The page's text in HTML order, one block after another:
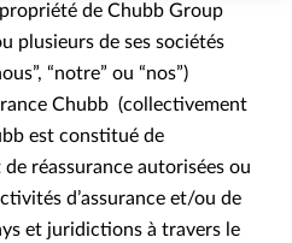
de Chubb Group
plusieurs de ses sociétés
“notre” ou “nos”)
Chubb (collectivement
est constitué de
de réassurance autorisées ou
d’assurance et/ou de
et juridictions à travers le